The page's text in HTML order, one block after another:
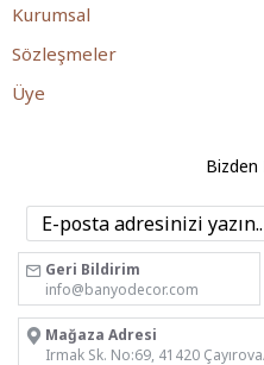
Kurumsal
Sözleşmeler
Üye
Bizden
Geri Bildirim
info@banyodecor.com
Mağaza Adresi
Irmak Sk. No:69, 41420